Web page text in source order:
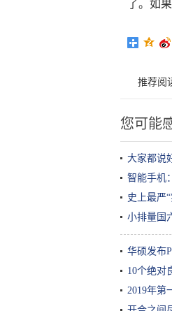
了。如
推荐阅
您可能
大家都说
智能手机
史上最严
小排量国
华硕发布
10个绝对
2019年第